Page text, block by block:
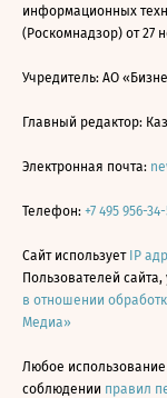
информационных
(Роскомнадзор) от 27
Учредитель: АО
Главный редактор:
Электронная почта:
Телефон: +7 495 956-
Сайт использует IP
Пользователей
в отношении
Медиа»
Любое использование
соблюдении правил